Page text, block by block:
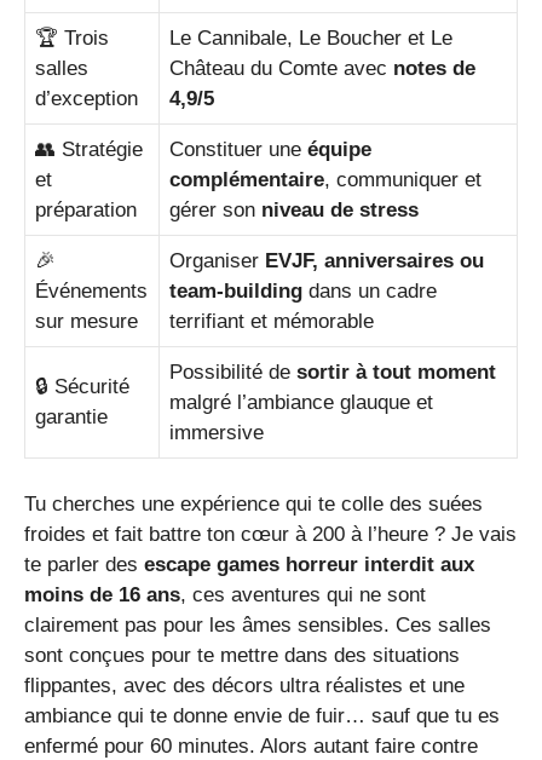
🏆 Trois
salles
d’exception
Le Cannibale, Le Boucher et Le
Château du Comte avec notes de
4,9/5
👥 Stratégie
et
préparation
Constituer une équipe
complémentaire, communiquer et
gérer son niveau de stress
🎉
Événements
sur mesure
Organiser EVJF, anniversaires ou
team-building dans un cadre
terrifiant et mémorable
🔒 Sécurité
garantie
Possibilité de sortir à tout moment
malgré l’ambiance glauque et
immersive
Tu cherches une expérience qui te colle des suées
froides et fait battre ton cœur à 200 à l’heure ? Je vais
te parler des escape games horreur interdit aux
moins de 16 ans, ces aventures qui ne sont
clairement pas pour les âmes sensibles. Ces salles
sont conçues pour te mettre dans des situations
flippantes, avec des décors ultra réalistes et une
ambiance qui te donne envie de fuir… sauf que tu es
enfermé pour 60 minutes. Alors autant faire contre